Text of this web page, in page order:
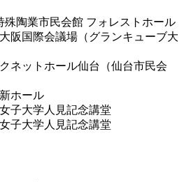
殊陶業市民会館 フォレストホール
阪国際会議場（グランキューブ大
ネットホール仙台（仙台市民会
ホール
子大学人見記念講堂
子大学人見記念講堂